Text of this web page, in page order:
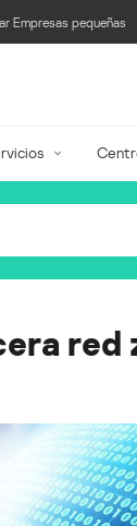
Empresas pequeñas
red